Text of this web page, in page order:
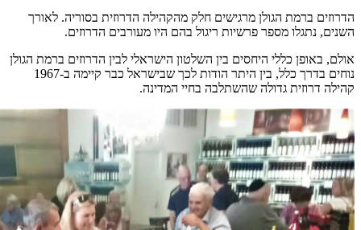
הדרוזים ברמת הגולן מרגישים חלק מהקהילה הדרוזית בסוריה. לאורך
השנים, נתגלו מספר פרשיות ריגול בהם היו מעורבים הדרוזים.
אולם, באופן כללי היחסים בין השלטון הישראלי לבין הדרוזים ברמת הגולן
נוחים בדרך כלל, בין היתר הודות לכך שבישראל כבר קיימה ב-1967
קהילה דרוזית גדולה שהשתלבה בחיי המדינה.